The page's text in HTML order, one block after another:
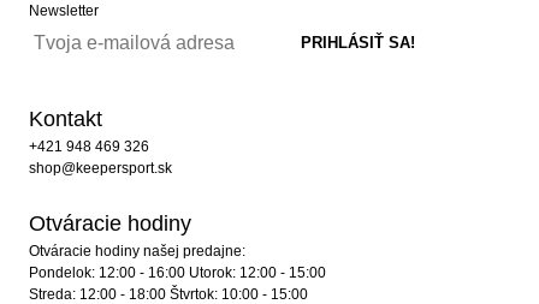
Newsletter
Kontakt
+421 948 469 326
shop@keepersport.sk
Otváracie hodiny
Otváracie hodiny našej predajne:
Pondelok: 12:00 - 16:00 Utorok: 12:00 - 15:00
Streda: 12:00 - 18:00 Štvrtok: 10:00 - 15:00